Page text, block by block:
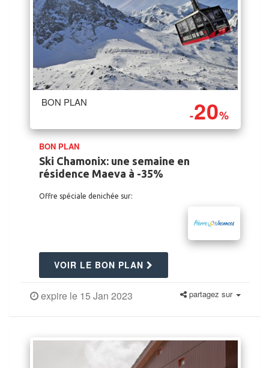
BON PLAN
-20%
BON PLAN
Ski Chamonix: une semaine en
résidence Maeva à -35%
Offre spéciale denichée sur:
VOIR LE BON PLAN
expire le 15 Jan 2023 partagez sur